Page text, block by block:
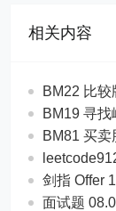
相关内容
BM22 比较
BM19 寻找
BM81 买
剑指 Offer
面试题